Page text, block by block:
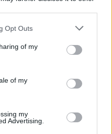
Opt Outs
of my
of my
my
Advertising.
in zgodovini
predstavlja pa tudi
gumbov v
je danes največji